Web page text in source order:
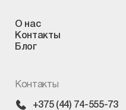
О нас
Контакты
Блог
Контакты
+375 (44) 74-555-73